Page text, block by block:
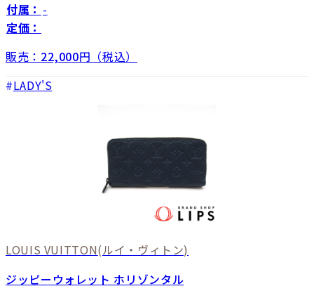
付属： -
定価：
販売： 22,000円（税込）
LADY'S
LOUIS VUITTON(ルイ・ヴィトン)
ジッピーウォレット ホリゾンタル